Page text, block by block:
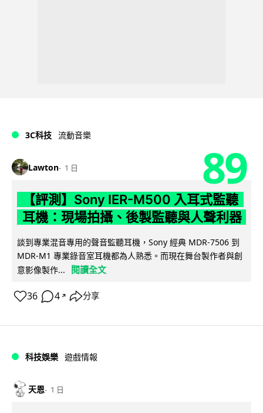
3C科技 流動音樂
Lawton 1 日 89
【評測】Sony IER-M500 入耳式監聽
耳機：現場拍攝、後製監聽與人聲利器
談到專業混音專用的聲音監聽耳機，Sony 經典 MDR-7506 到
MDR-M1 專業錄音室耳機都為人熟悉。而現在舞台製作者與創
意影像製作...
閱讀全文
36 4 ↗ 分享
科技娛樂 遊戲情報
天恩 1 日